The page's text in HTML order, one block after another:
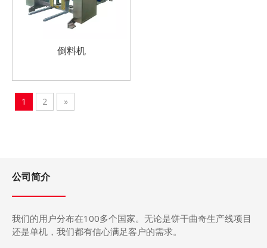
倒料机
1 2 »
公司简介
我们的用户分布在100多个国家。无论是饼干曲奇生产线项目
还是单机，我们都有信心满足客户的需求。